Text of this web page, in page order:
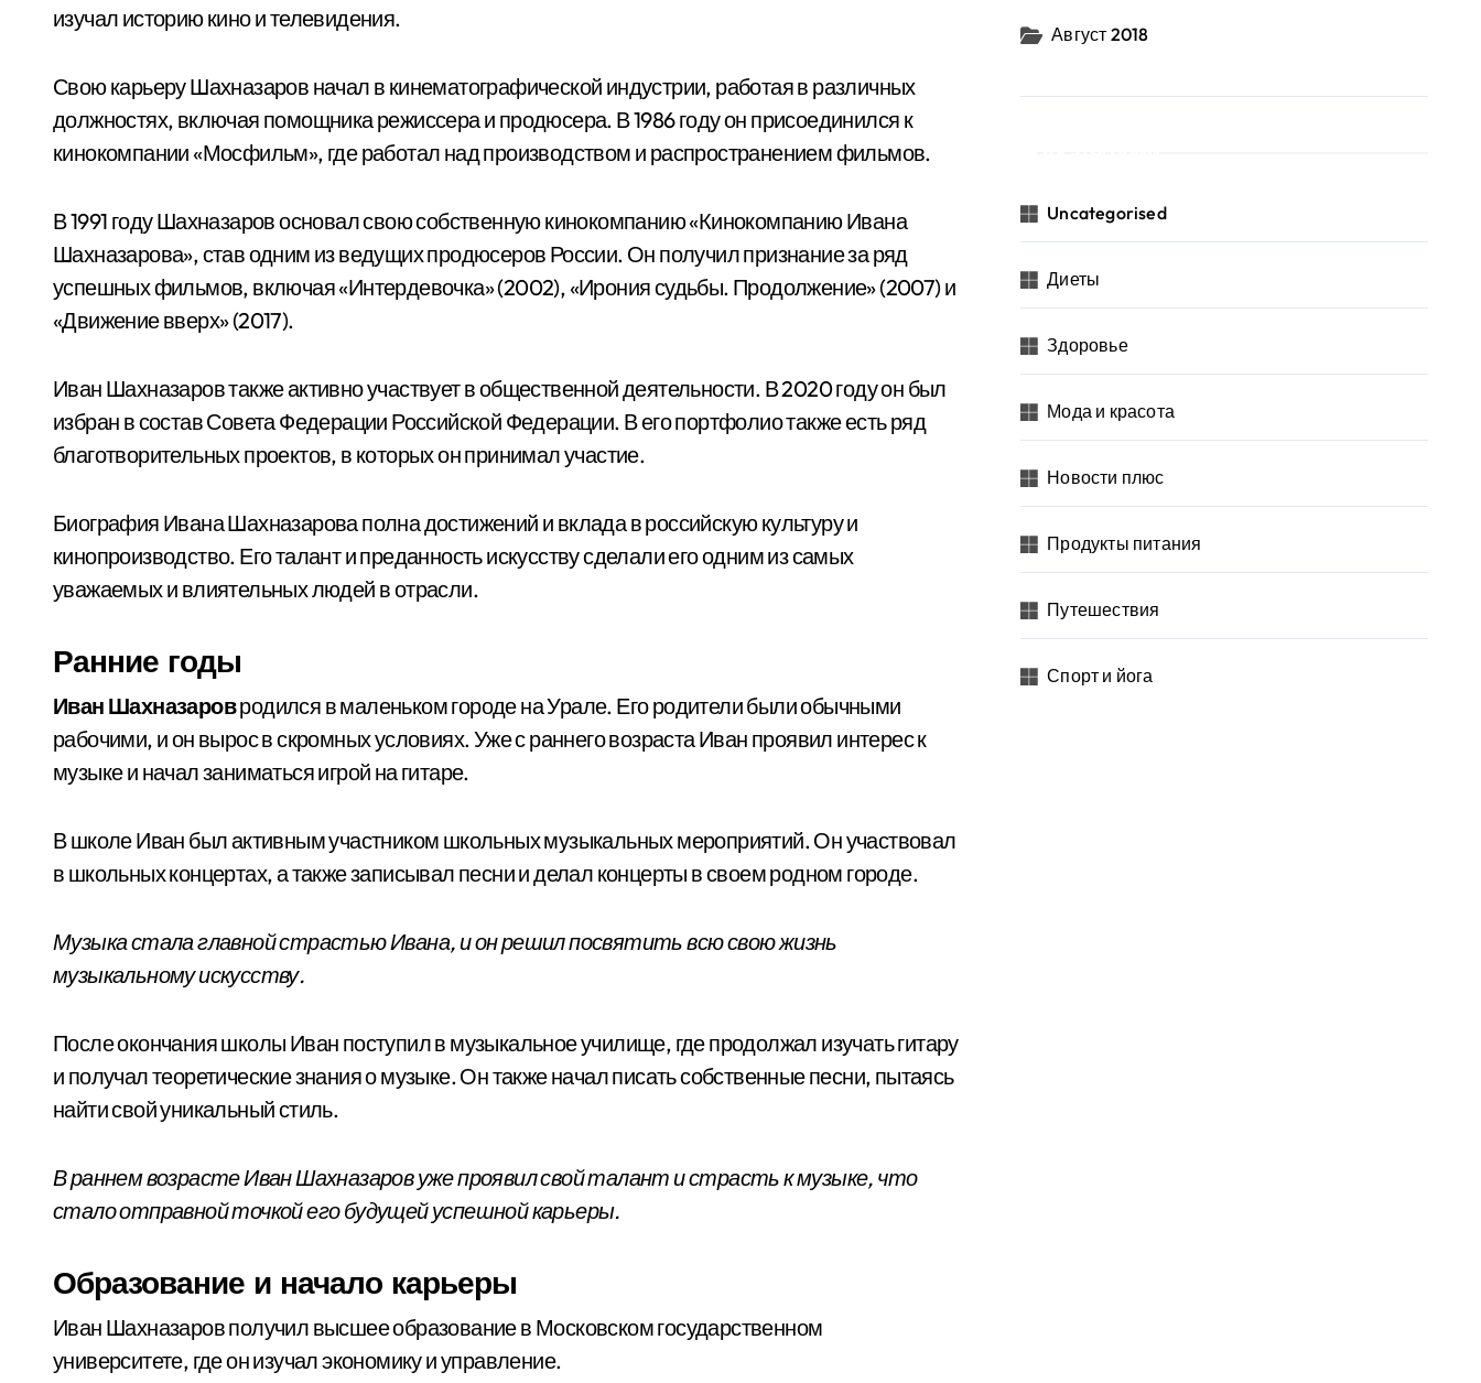
изучал историю кино и телевидения.
Свою карьеру Шахназаров начал в кинематографической индустрии, работая в различных
должностях, включая помощника режиссера и продюсера. В 1986 году он присоединился к
кинокомпании «Мосфильм», где работал над производством и распространением фильмов.
В 1991 году Шахназаров основал свою собственную кинокомпанию «Кинокомпанию Ивана
Шахназарова», став одним из ведущих продюсеров России. Он получил признание за ряд
успешных фильмов, включая «Интердевочка» (2002), «Ирония судьбы. Продолжение» (2007) и
«Движение вверх» (2017).
Иван Шахназаров также активно участвует в общественной деятельности. В 2020 году он был
избран в состав Совета Федерации Российской Федерации. В его портфолио также есть ряд
благотворительных проектов, в которых он принимал участие.
Биография Ивана Шахназарова полна достижений и вклада в российскую культуру и
кинопроизводство. Его талант и преданность искусству сделали его одним из самых
уважаемых и влиятельных людей в отрасли.
Ранние годы
Иван Шахназаровродился в маленьком городе на Урале. Его родители были обычными
рабочими, и он вырос в скромных условиях. Уже с раннего возраста Иван проявил интерес к
музыке и начал заниматься игрой на гитаре.
В школе Иван был активным участником школьных музыкальных мероприятий. Он участвовал
в школьных концертах, а также записывал песни и делал концерты в своем родном городе.
Музыка стала главной страстью Ивана, и он решил посвятить всю свою жизнь
музыкальному искусству.
После окончания школы Иван поступил в музыкальное училище, где продолжал изучать гитару
и получал теоретические знания о музыке. Он также начал писать собственные песни, пытаясь
найти свой уникальный стиль.
В раннем возрасте Иван Шахназаров уже проявил свой талант и страсть к музыке, что
стало отправной точкой его будущей успешной карьеры.
Образование и начало карьеры
Иван Шахназаров получил высшее образование в Московском государственном
университете, где он изучал экономику и управление.
Август 2018
Uncategorised
Диеты
Здоровье
Мода и красота
Новости плюс
Продукты питания
Путешествия
Спорт и йога